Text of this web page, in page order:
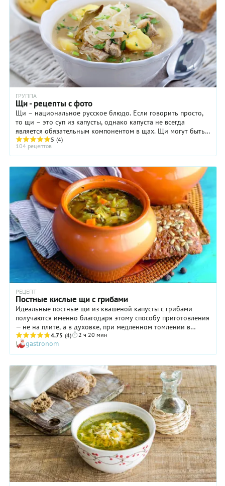
ГРУППА
Щи - рецепты с фото
Щи – национальное русское блюдо. Если говорить просто,
то щи – это суп из капусты, однако капуста не всегда
является обязательным компонентом в щах. Щи могут быть
и из других растений, например из ...
5 (4)
104 рецептов
РЕЦЕПТ
Постные кислые щи с грибами
Идеальные постные щи из квашеной капусты с грибами
получаются именно благодаря этому способу приготовления
— не на плите, а в духовке, при медленном томлении в
индивидуальных глиняных горшочках. Более того, такая
порционная подача, да с пылу с жару — прямо из печи —
очень эффектна. Приготовить грибные щи можно к
обеденной трапезе выходного дня, собрав за столом всю
семью или гостей, щедро посыпав порции рубленой
зеленью. А всем желающим — приправить суп ложкой густой
сметаны, желательно домашней.
4.75 (4) 2 ч 20 мин
gastronom